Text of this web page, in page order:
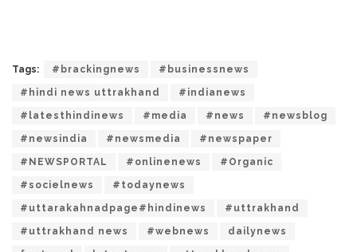
Tags: #brackingnews #businessnews
#hindi news uttrakhand #indianews
#latesthindinews #media #news #newsblog
#newsindia #newsmedia #newspaper
#NEWSPORTAL #onlinenews #Organic
#socielnews #todaynews
#uttarakahnadpage#hindinews #uttrakhand
#uttrakhand news #webnews dailynews